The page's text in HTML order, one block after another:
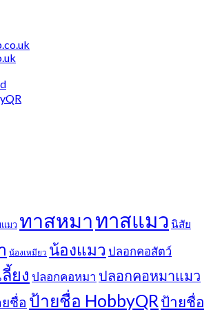
มว ทาสหมาทาสแมว นิสัย
น้องเหมียว น้องแมว ปลอกคอสัตว์
ยง ปลอกคอหมา ปลอกคอหมาแมว
ชื่อ ป้ายชื่อ HobbyQR ป้ายชื่อ